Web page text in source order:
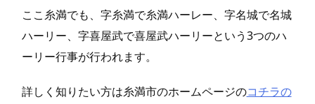
ここ糸満でも、字糸満で糸満ハーレー、字名城で名城
ハーリー、字喜屋武で喜屋武ハーリーという3つのハ
ーリー行事が行われます。
詳しく知りたい方は糸満市のホームページのコチラの